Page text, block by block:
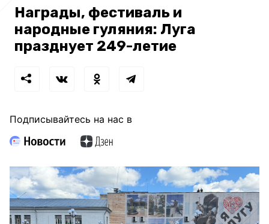
Награды, фестиваль и
народные гуляния: Луга
празднует 249-летие
Подписывайтесь на нас в